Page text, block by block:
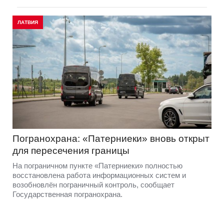
ЛАТВИЯ
Погранохрана: «Патерниеки» вновь открыт
для пересечения границы
На пограничном пункте «Патерниеки» полностью
восстановлена работа информационных систем и
возобновлён пограничный контроль, сообщает
Государственная погранохрана.